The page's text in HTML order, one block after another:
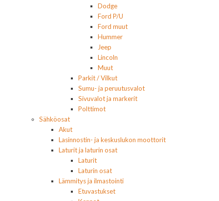
Dodge
Ford P/U
Ford muut
Hummer
Jeep
Lincoln
Muut
Parkit / Vilkut
Sumu- ja peruutusvalot
Sivuvalot ja markerit
Polttimot
Sähköosat
Akut
Lasinnostin- ja keskuslukon moottorit
Laturit ja laturin osat
Laturit
Laturin osat
Lämmitys ja ilmastointi
Etuvastukset